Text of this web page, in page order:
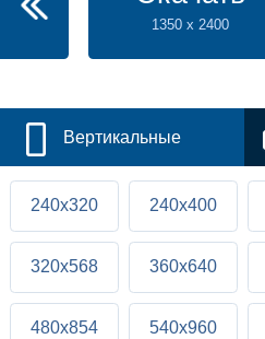
1350 x 2400
Вертикальные
240x320 240x400
320x568 360x640
480x854 540x960